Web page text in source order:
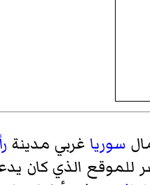
سوريا غربي مدينة
الذي كان